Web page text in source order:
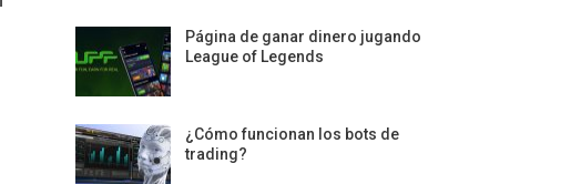
Página de ganar dinero jugando
League of Legends
¿Cómo funcionan los bots de
trading?